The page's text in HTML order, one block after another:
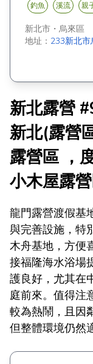
釣魚 溪流 親
新北市 ・ 烏來區
地址： 233新北
新北露營
新北(露營
露營區 ，
小木屋露
龍門露營渡假基
與完善設施，特
木舟基地，方便
接福隆海水浴場
護良好，尤其在
庭前來。值得注
較為熱鬧，且因
但整體環境仍然